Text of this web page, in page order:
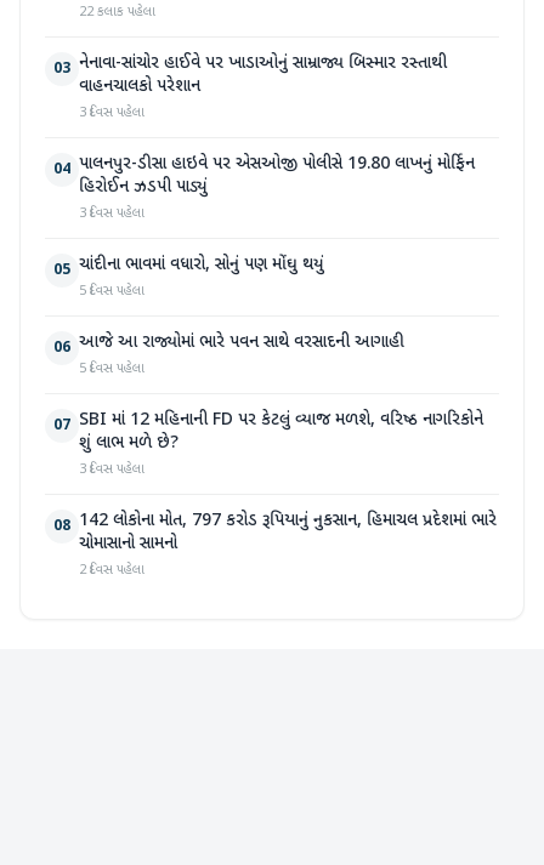
22 કલાક પહેલા
03 નેનાવા-સાંચોર હાઈવે પર ખાડાઓનું સામ્રાજ્ય બિસ્માર રસ્તાથી
વાહનચાલકો પરેશાન
3 દિવસ પહેલા
04 પાલનપુર-ડીસા હાઇવે પર એસઓજી પોલીસે 19.80 લાખનું મોર્ફિન
હિરોઈન ઝડપી પાડ્યું
3 દિવસ પહેલા
05 ચાંદીના ભાવમાં વધારો, સોનું પણ મોંઘુ થયું
5 દિવસ પહેલા
06 આજે આ રાજ્યોમાં ભારે પવન સાથે વરસાદની આગાહી
5 દિવસ પહેલા
07 SBI માં 12 મહિનાની FD પર કેટલું વ્યાજ મળશે, વરિષ્ઠ નાગરિકોને
શું લાભ મળે છે?
3 દિવસ પહેલા
08 142 લોકોના મોત, 797 કરોડ રૂપિયાનું નુકસાન, હિમાચલ પ્રદેશમાં ભારે
ચોમાસાનો સામનો
2 દિવસ પહેલા